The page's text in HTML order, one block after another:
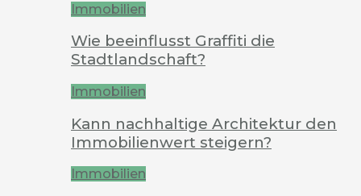
Immobilien
Wie beeinflusst Graffiti die
Stadtlandschaft?
Immobilien
Kann nachhaltige Architektur den
Immobilienwert steigern?
Immobilien